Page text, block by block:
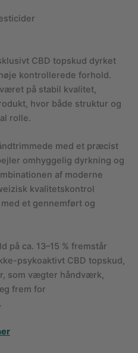
CBD topskud dyrket
kontrollerede forhold.
på stabil kvalitet,
hvor både struktur og
rolle.
med et præcist
omhyggelig dyrkning og
af moderne
kvalitetskontrol
et gennemført og
på ca. 13–15 % fremstår
psykoaktivt CBD topskud,
som vægter håndværk,
frem for